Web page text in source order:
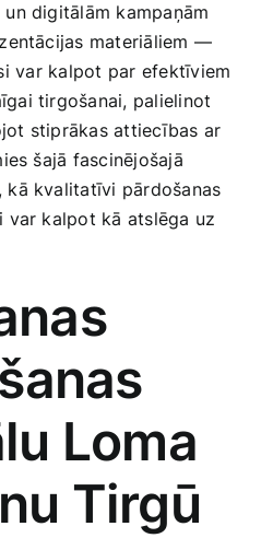
digitālām kampaņām
materiāliem —
⁤var‌ kalpot par efektīviem
tirgošanai, palielinot
stiprākas attiecības ar
šajā fascinējošajā
kā kvalitatīvi pārdošanas
var kalpot kā atslēga uz
Loma
Tirgū